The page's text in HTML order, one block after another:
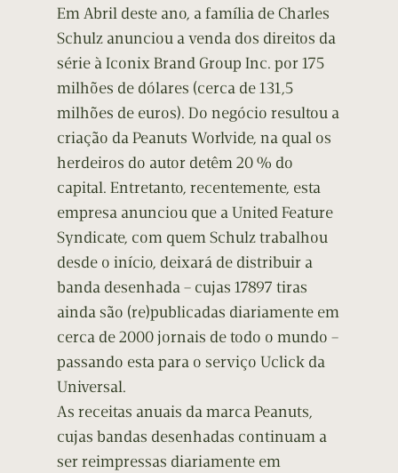
Em Abril deste ano, a família de Charles
Schulz anunciou a venda dos direitos da
série à Iconix Brand Group Inc. por 175
milhões de dólares (cerca de 131,5
milhões de euros). Do negócio resultou a
criação da Peanuts Worlvide, na qual os
herdeiros do autor detêm 20 % do
capital. Entretanto, recentemente, esta
empresa anunciou que a United Feature
Syndicate, com quem Schulz trabalhou
desde o início, deixará de distribuir a
banda desenhada – cujas 17897 tiras
ainda são (re)publicadas diariamente em
cerca de 2000 jornais de todo o mundo –
passando esta para o serviço Uclick da
Universal.
As receitas anuais da marca Peanuts,
cujas bandas desenhadas continuam a
ser reimpressas diariamente em